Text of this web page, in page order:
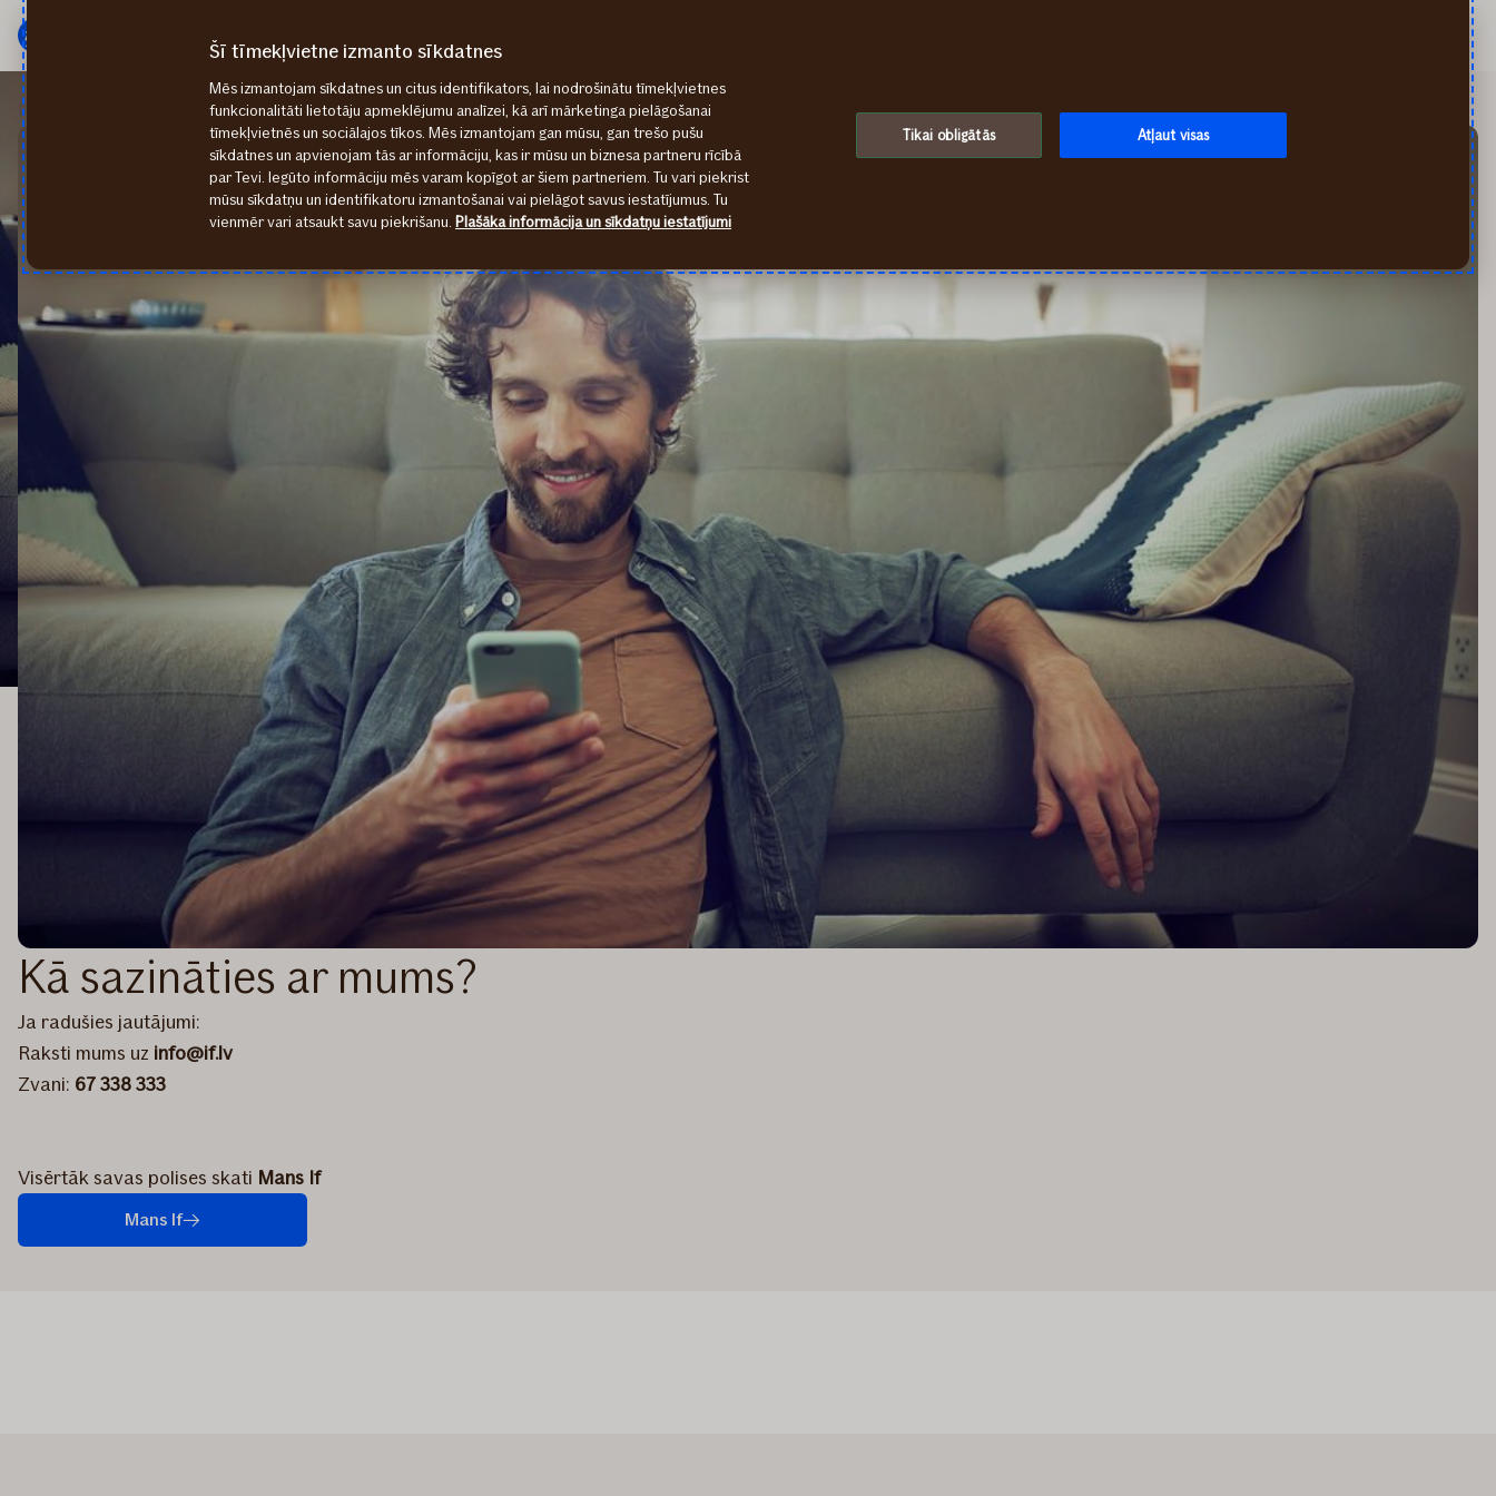
Galvenā
izvēlne
Pāriet
saturu
Privātpersonām Kontakti
Kā sazināties ar mums?
Ja radušies jautājumi:
Raksti mums uz info@if.lv
Zvani: 67 338 333
Visērtāk savas polises skati Mans If
Mans If
Šī tīmekļvietne izmanto sīkdatnes
Mēs izmantojam sīkdatnes un citus identifikators, lai nodrošinātu tīmekļvietnes
funkcionalitāti lietotāju apmeklējumu analīzei, kā arī mārketinga pielāgošanai
tīmekļvietnēs un sociālajos tīkos. Mēs izmantojam gan mūsu, gan trešo pušu
sīkdatnes un apvienojam tās ar informāciju, kas ir mūsu un biznesa partneru rīcībā
par Tevi. Iegūto informāciju mēs varam kopīgot ar šiem partneriem. Tu vari piekrist
mūsu sīkdatņu un identifikatoru izmantošanai vai pielāgot savus iestatījumus. Tu
vienmēr vari atsaukt savu piekrišanu. Plašāka informācija un sīkdatņu iestatījumi
Tikai obligātās Atļaut visas